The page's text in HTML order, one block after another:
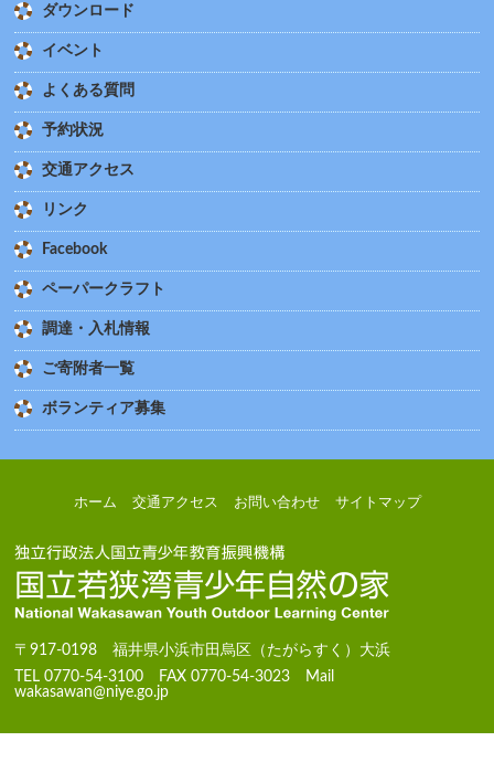
ダウンロード
イベント
よくある質問
予約状況
交通アクセス
リンク
Facebook
ペーパークラフト
調達・入札情報
ご寄附者一覧
ボランティア募集
ホーム 交通アクセス お問い合わせ サイトマップ
〒917-0198 福井県小浜市田烏区（たがらすく）大浜
TEL 0770-54-3100 FAX 0770-54-3023 Mail
wakasawan@niye.go.jp